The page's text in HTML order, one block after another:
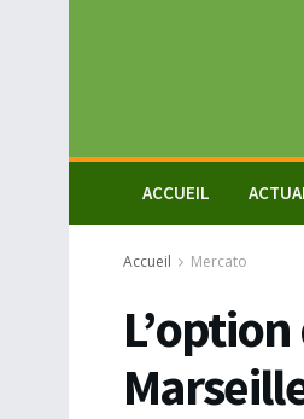
ACCUEIL
Accueil Mercato